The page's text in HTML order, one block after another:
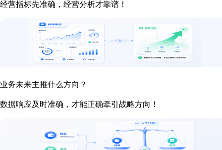
经营指标先准确，经营分析才靠谱！
业务未来主推什么方向？
数据响应及时准确，才能正确牵引战略方向！